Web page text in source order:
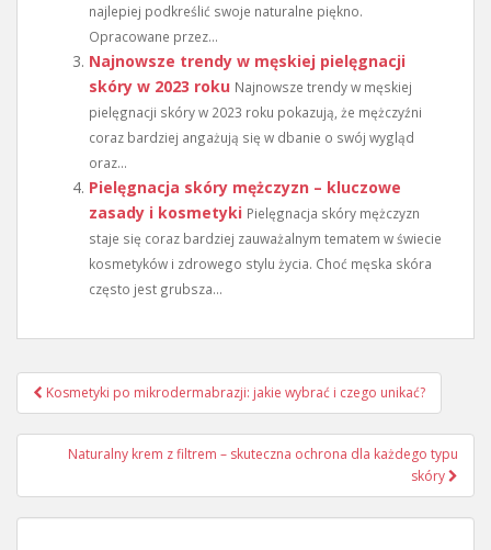
najlepiej podkreślić swoje naturalne piękno.
Opracowane przez...
Najnowsze trendy w męskiej pielęgnacji
skóry w 2023 roku Najnowsze trendy w męskiej
pielęgnacji skóry w 2023 roku pokazują, że mężczyźni
coraz bardziej angażują się w dbanie o swój wygląd
oraz...
Pielęgnacja skóry mężczyzn – kluczowe
zasady i kosmetyki Pielęgnacja skóry mężczyzn
staje się coraz bardziej zauważalnym tematem w świecie
kosmetyków i zdrowego stylu życia. Choć męska skóra
często jest grubsza...
Nawigacja
wpisu
Kosmetyki po mikrodermabrazji: jakie wybrać i czego unikać?
Naturalny krem z filtrem – skuteczna ochrona dla każdego typu
skóry